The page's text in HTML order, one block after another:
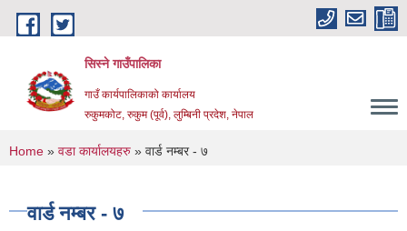
Skip to main content
सिस्ने गाउँपालिका
गाउँ कार्यपालिकाको कार्यालय
रुकुमकोट, रुकुम (पूर्व), लुम्बिनी प्रदेश, नेपाल
You are here
Home » वडा कार्यालयहरु » वार्ड नम्बर - ७
वार्ड नम्बर - ७